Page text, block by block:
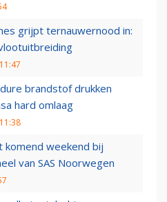
grijpt ternauwernood in:
brandstof drukken
hard omlaag
komend weekend bij
van SAS Noorwegen